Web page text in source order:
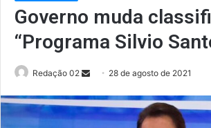
Governo muda
“Programa Silvio
Redação 02
Send
email
28 de agosto de 2021